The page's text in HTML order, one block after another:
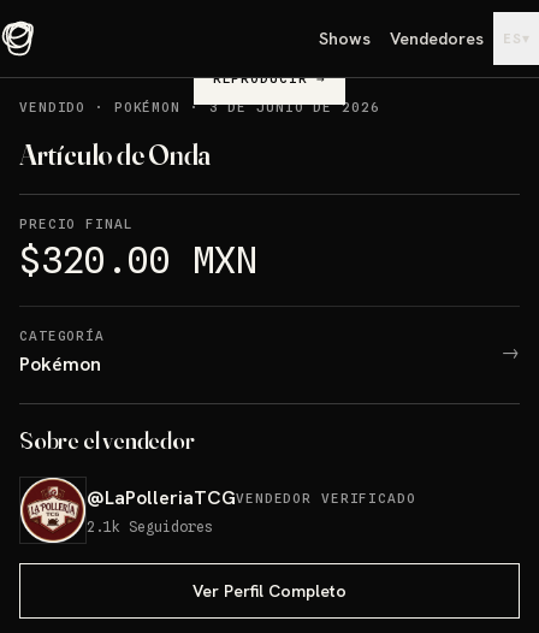
Shows Vendedores ES ▾
REPRODUCIR→
VENDIDO
· POKÉMON ·3 DE JUNIO DE 2026
Artículo de Onda
PRECIO FINAL
$320.00 MXN
CATEGORÍA
Pokémon →
Sobre el vendedor
@LaPolleriaTCGVENDEDOR VERIFICADO
2.1k Seguidores
Ver Perfil Completo